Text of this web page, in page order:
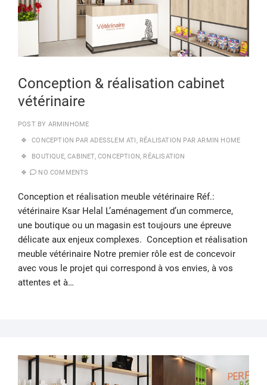
Conception & réalisation cabinet
vétérinaire
POST BY ARMINHOME
CONCEPTION PAR ADESSLEM ATI , RÉALISATION PAR ARMIN HOME
BOUTIQUE,CABINET,CONCEPTION, RÉALISATION
NO COMMENTS
Conception et réalisation meuble vétérinaire Réf.:
vétérinaire Ksar Helal L’aménagement d’un commerce,
une boutique ou un magasin est toujours une épreuve
délicate aux enjeux complexes. Conception et réalisation
meuble vétérinaire Notre premier rôle est de concevoir
avec vous le projet qui correspond à vos envies, à vos
attentes et à…